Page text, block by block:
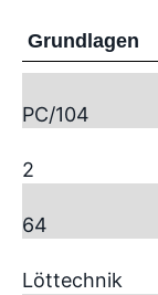
Grundlagen
PC/104
2
64
Löttechnik